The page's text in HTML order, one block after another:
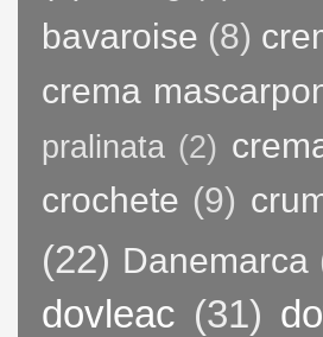
bavaroise (8)
crema
pralinata (2)
crochete (9)
(22) Danemarca
dovleac (31)